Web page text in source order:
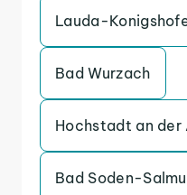
Lauda-
Bad Wurzach
Hochstadt an der
Bad Soden-